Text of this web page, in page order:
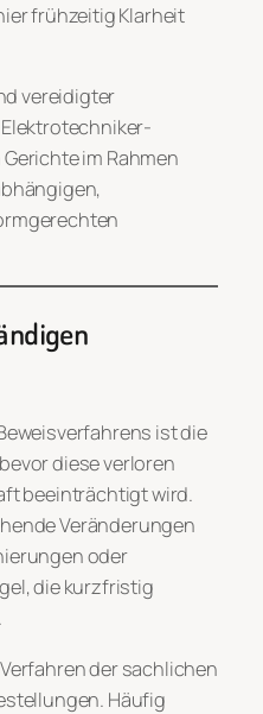
frühzeitig Klarheit
vereidigter
im Rahmen
ist die
diese verloren
beeinträchtigt wird.
Veränderungen
oder
die kurzfristig
der sachlichen
Häufig